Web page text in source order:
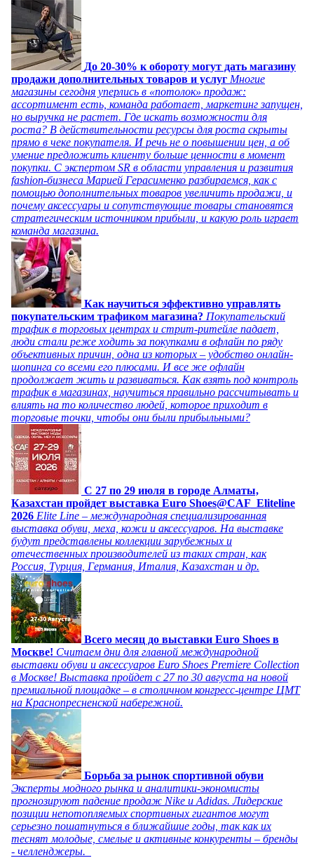
До 20-30% к обороту могут дать магазину
продажи дополнительных товаров и услуг Многие
магазины сегодня уперлись в «потолок» продаж:
ассортимент есть, команда работает, маркетинг запущен,
но выручка не растет. Где искать возможности для
роста? В действительности ресурсы для роста скрыты
прямо в чеке покупателя. И речь не о повышении цен, а об
умение предложить клиенту больше ценности в момент
покупки. С экспертом SR в области управления и развития
fashion-бизнеса Марией Герасименко разбираемся, как с
помощью дополнительных товаров увеличить продажи, и
почему аксессуары и сопутствующие товары становятся
стратегическим источником прибыли, и какую роль играет
команда магазина.
Как научиться эффективно управлять
покупательским трафиком магазина? Покупательский
трафик в торговых центрах и стрит-ритейле падает,
люди стали реже ходить за покупками в офлайн по ряду
объективных причин, одна из которых – удобство онлайн-
шопинга со всеми его плюсами. И все же офлайн
продолжает жить и развиваться. Как взять под контроль
трафик в магазинах, научиться правильно рассчитывать и
влиять на то количество людей, которое приходит в
торговые точки, чтобы они были прибыльными?
C 27 по 29 июля в городе Алматы,
Казахстан пройдет выставка Euro Shoes@CAF_Eliteline
2026 Elite Line – международная специализированная
выставка обуви, меха, кожи и аксессуаров. На выставке
будут представлены коллекции зарубежных и
отечественных производителей из таких стран, как
Россия, Турция, Германия, Италия, Казахстан и др.
Всего месяц до выставки Euro Shoes в
Москве! Считаем дни для главной международной
выставки обуви и аксессуаров Euro Shoes Premiere Collection
в Москве! Выставка пройдет с 27 по 30 августа на новой
премиальной площадке – в столичном конгресс-центре ЦМТ
на Краснопресненской набережной.
Борьба за рынок спортивной обуви
Эксперты модного рынка и аналитики-экономисты
прогнозируют падение продаж Nike и Adidas. Лидерские
позиции непотопляемых спортивных гигантов могут
серьезно пошатнуться в ближайшие годы, так как их
теснят молодые, смелые и активные конкуренты – бренды
- челленджеры.